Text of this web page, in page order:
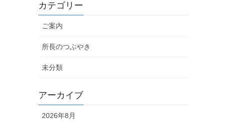
カテゴリー
ご案内
所長のつぶやき
未分類
アーカイブ
2026年8月